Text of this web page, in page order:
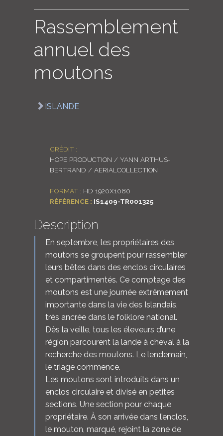
LOGIN
Rassemblement
annuel des
moutons
ISLANDE
CRÉDIT :
HOPE PRODUCTION / YANN ARTHUS-
BERTRAND / AERIALCOLLECTION
FORMAT : HD 1920X1080
RÉFÉRENCE : IS1409-TR001325
Description
En septembre, les propriétaires des
moutons se groupent pour rassembler
leurs bêtes dans des enclos circulaires
et compartimentés. Ce comptage des
moutons est une journée extrêmement
importante dans la vie des Islandais,
très ancrée dans le folklore national.
Dès la veille, tous les éleveurs d’une
région parcourent la lande à cheval à la
recherche des moutons. Le lendemain,
le triage commence.
Les moutons sont introduits dans un
enclos circulaire et divisé en petites
sections. Une section pour chaque
propriétaire. À son arrivée dans l’enclos,
le mouton, marqué, rejoint la zone de